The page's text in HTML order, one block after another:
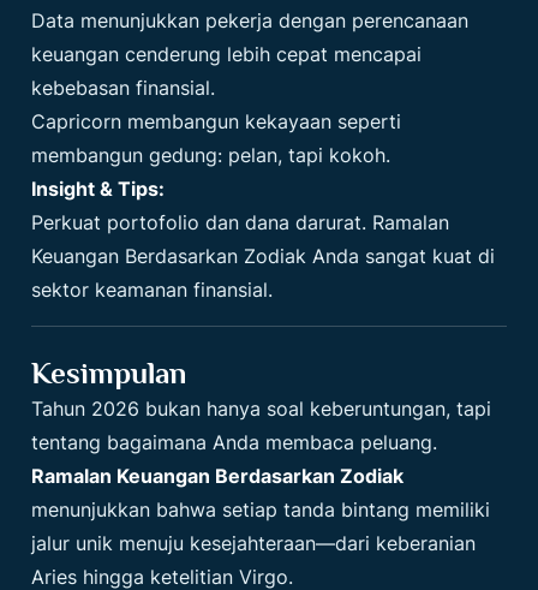
Data menunjukkan pekerja dengan perencanaan
keuangan cenderung lebih cepat mencapai
kebebasan finansial.
Capricorn membangun kekayaan seperti
membangun gedung: pelan, tapi kokoh.
Insight & Tips:
Perkuat portofolio dan dana darurat. Ramalan
Keuangan Berdasarkan Zodiak Anda sangat kuat di
sektor keamanan finansial.
Kesimpulan
Tahun 2026 bukan hanya soal keberuntungan, tapi
tentang bagaimana Anda membaca peluang.
Ramalan Keuangan Berdasarkan Zodiak
menunjukkan bahwa setiap tanda bintang memiliki
jalur unik menuju kesejahteraan—dari keberanian
Aries hingga ketelitian Virgo.